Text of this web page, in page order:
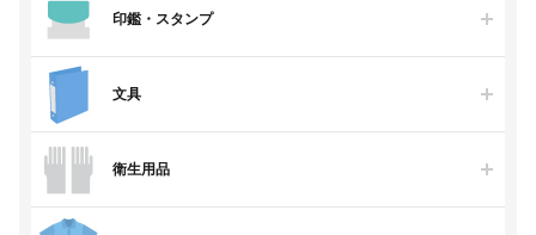
印鑑・スタンプ
文具
衛生用品